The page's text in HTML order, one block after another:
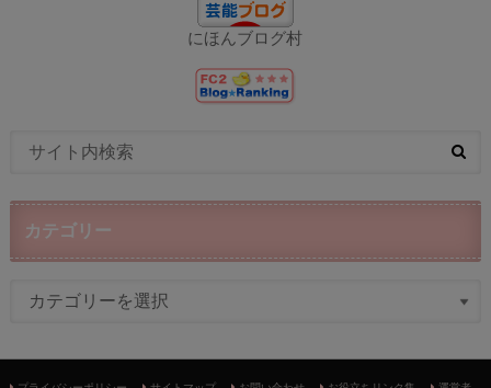
にほんブログ村
カテゴリー